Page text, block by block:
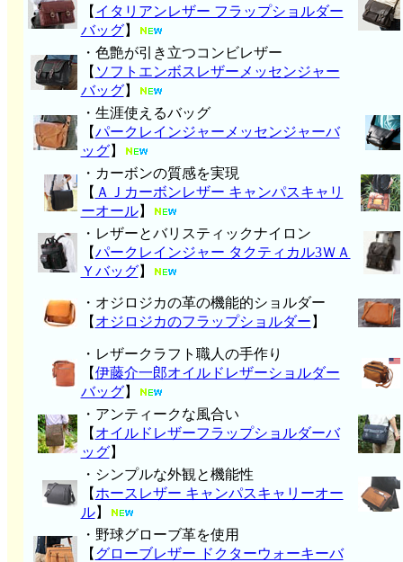
【 イタリアンレザー フラップショルダー
バッグ】
・色艶が引き立つコンビレザー
【 ソフトエンボスレザーメッセンジャー
バッグ】
・生涯使えるバッグ
【パークレインジャーメッセンジャーバ
ッグ】
・カーボンの質感を実現
【 ＡＪカーボンレザー キャンパスキャリ
ーオール】
・レザーとバリスティックナイロン
【パークレインジャー タクティカル3ＷＡ
Ｙバッグ】
・オジロジカの革の機能的ショルダー
【 オジロジカのフラップショルダー 】
・レザークラフト職人の手作り
【伊藤介一郎オイルドレザーショルダー
バッグ】
・アンティークな風合い
【 オイルドレザーフラップショルダーバ
ッグ】
・シンプルな外観と機能性
【 ホースレザー キャンパスキャリーオー
ル】
・野球グローブ革を使用
【 グローブレザー ドクターウォーキーバ